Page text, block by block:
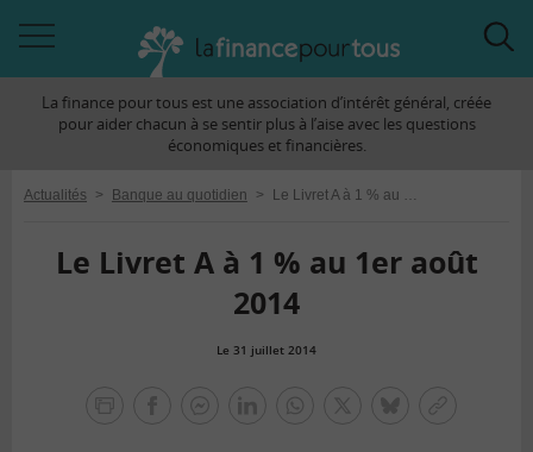
àLa finance pour tous est une association d’intérêt général, créée
pour aider chacun à se sentir plus à l’aise avec les questions
économiques et financières.
Actualités > Banque au quotidien > Le Livret A à 1 % au 1er août 2014
Le Livret A à 1 % au 1er août
2014
Le 31 juillet 2014